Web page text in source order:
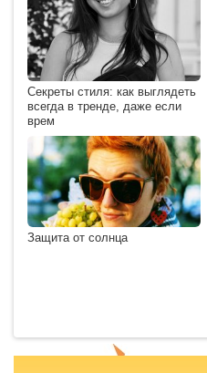
Секреты стиля: как выглядеть
всегда в тренде, даже если
врем
Защита от солнца